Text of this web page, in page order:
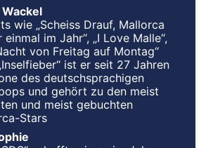
wie „Scheiss Drauf, Mallorca
einmal im Jahr“, „I Love Malle“,
von Freitag auf Montag“
ist er seit 27 Jahren
des deutschsprachigen
und gehört zu den meist
und meist gebuchten
Stars